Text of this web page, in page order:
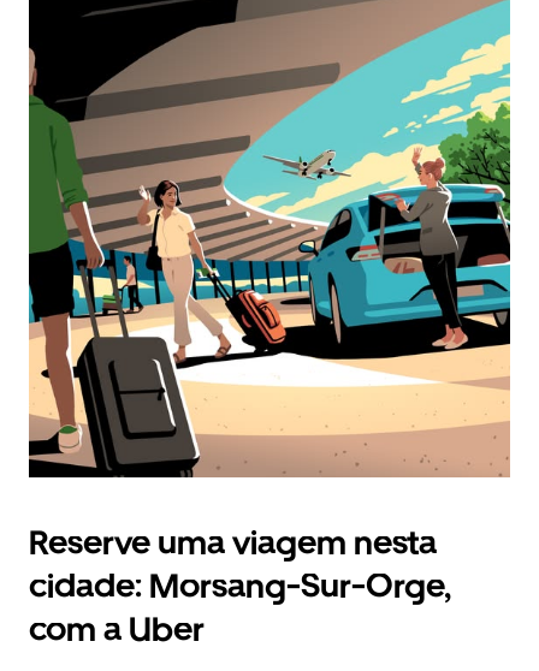
Reserve uma viagem nesta
cidade: Morsang-Sur-Orge,
com a Uber